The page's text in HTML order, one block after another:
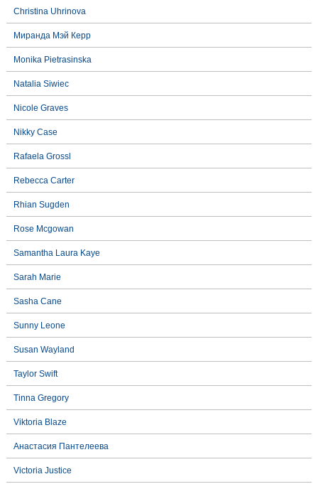
Christina Uhrinova
Миранда Мэй Керр
Monika Pietrasinska
Natalia Siwiec
Nicole Graves
Nikky Case
Rafaela Grossl
Rebecca Carter
Rhian Sugden
Rose Mcgowan
Samantha Laura Kaye
Sarah Marie
Sasha Cane
Sunny Leone
Susan Wayland
Taylor Swift
Tinna Gregory
Viktoria Blaze
Анастасия Пантелеева
Victoria Justice